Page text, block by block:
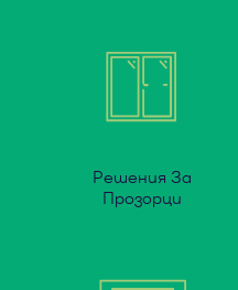
Решения За
Прозорци